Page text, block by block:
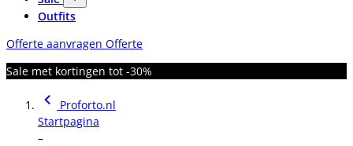
Outfits
Offerte aanvragen Offerte
Sale met kortingen tot -30%
Proforto.nl
Startpagina
–